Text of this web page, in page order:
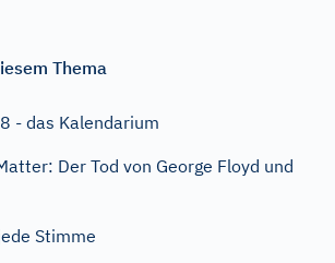
Thema
- das Kalendarium
Der Tod von George Floyd und
Stimme